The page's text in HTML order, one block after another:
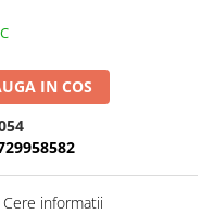
IN COS
informatii